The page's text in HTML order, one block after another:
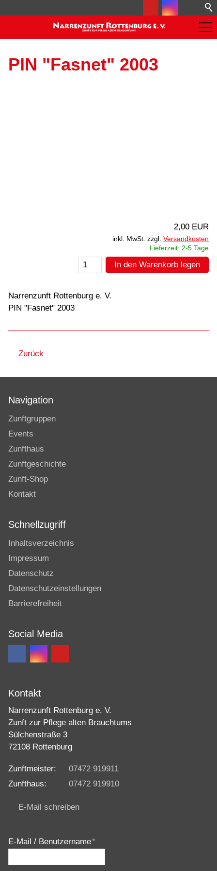
PIN "Fasnet" 2003
2,00 EUR
inkl. MwSt. zzgl. Versandkosten
Lieferzeit: 2-5 Tage
In den Warenkorb legen
Narrenzunft Rottenburg e. V.
PIN "Fasnet" 2003
Zurück
Navigation
Zunftgruppen
Events
Zunfthaus
Zunftgeschichte
Zunft-Shop
Kontakt
Schnellzugriff
Inhaltsverzeichnis
Impressum
Datenschutz
Datenschutzeinstellungen
Barrierefreiheit
Social Media
Kontakt
Narrenzunft Rottenburg e. V.
Zunft zur Pflege alten Brauchtums
Sülchenstraße 3
72108 Rottenburg
Zunftmeister:
07472 919911
Zunfthaus:
07472 919910
E-Mail schreiben
E-Mail / Benutzername*